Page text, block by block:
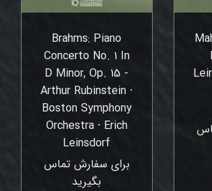
Brahms: Piano
Concerto No. 1 In
D Minor, Op. 15 -
Arthur Rubinstein ⸱
Boston Symphony
Orchestra ⸱ Erich
Leinsdorf
برای سفارش تماس
بگیرید